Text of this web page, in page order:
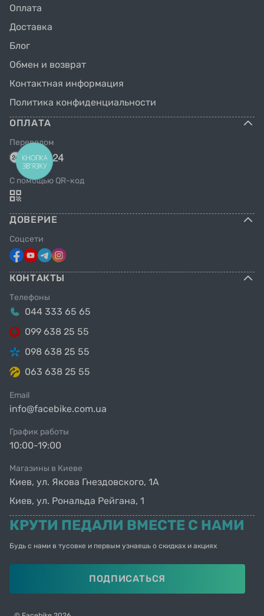
Оплата
Доставка
Блог
Обмен и возврат
Контактная информация
Политика конфиденциальности
ОПЛАТА
Переводом
C помощью QR-код
ДОВЕРИЕ
Соцсети
КОНТАКТЫ
Телефоны
044 333 65 65
099 638 25 55
098 638 25 55
063 638 25 55
Email
info@facebike.com.ua
График работы
10:00-19:00
Магазины в Киеве
Киев, ул. Якова Гнездовского, 1А
Киев, ул. Рональда Рейгана, 1
КРУТИ ПЕДАЛИ ВМЕСТЕ С НАМИ
Будь с нами в тусовке и первым узнаешь о скидках и акциях
ПОДПИСАТЬСЯ
КНОПКА
ЗВ'ЯЗКУ